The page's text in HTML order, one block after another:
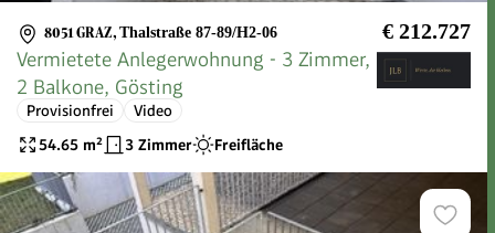
8051 GRAZ, Thalstraße 87-89/H2-06 € 212.727
Vermietete Anlegerwohnung - 3 Zimmer,
2 Balkone, Gösting
Provisionfrei
Video
54.65 m² 3 Zimmer Freifläche